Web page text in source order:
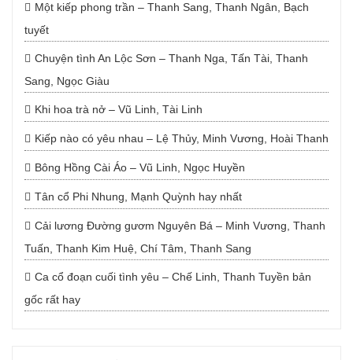
Một kiếp phong trần – Thanh Sang, Thanh Ngân, Bạch
tuyết
Chuyện tình An Lộc Sơn – Thanh Nga, Tấn Tài, Thanh
Sang, Ngọc Giàu
Khi hoa trà nở – Vũ Linh, Tài Linh
Kiếp nào có yêu nhau – Lệ Thủy, Minh Vương, Hoài Thanh
Bông Hồng Cài Áo – Vũ Linh, Ngọc Huyền
Tân cổ Phi Nhung, Mạnh Quỳnh hay nhất
Cải lương Đường gươm Nguyên Bá – Minh Vương, Thanh
Tuấn, Thanh Kim Huệ, Chí Tâm, Thanh Sang
Ca cổ đoạn cuối tình yêu – Chế Linh, Thanh Tuyền bản
gốc rất hay